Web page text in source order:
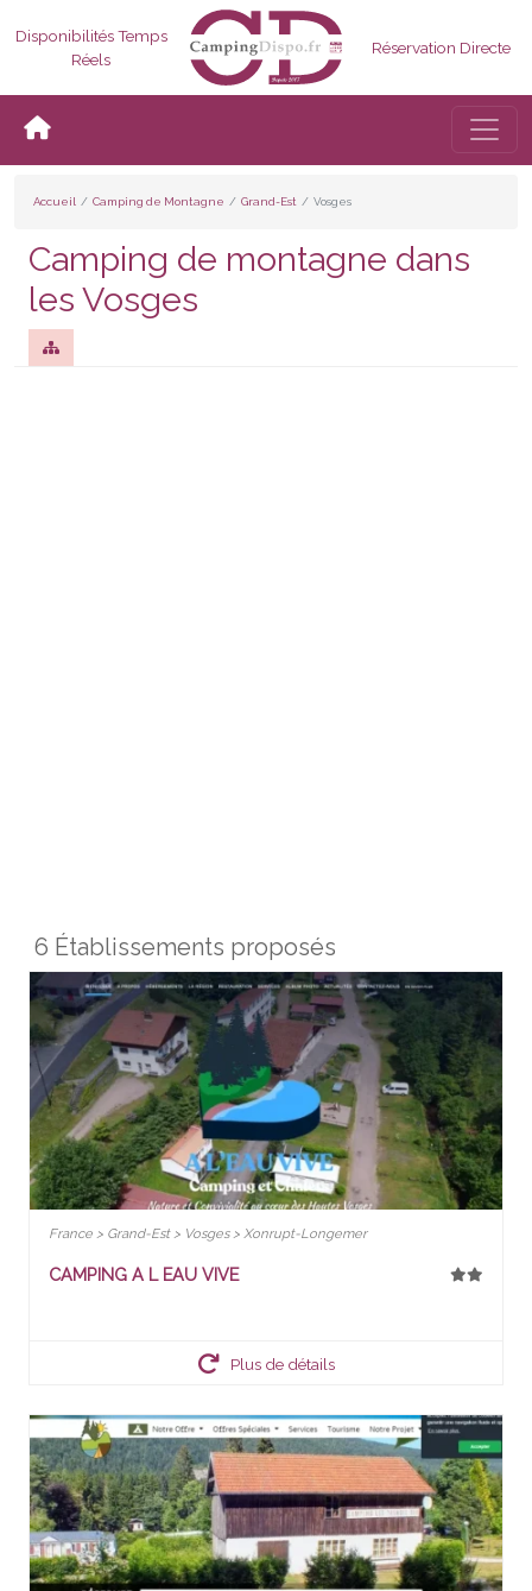
Disponibilités Temps
Réels
Réservation Directe
Accueil Camping de Montagne Grand-Est Vosges
Camping de montagne dans
les Vosges
6 Établissements proposés
France > Grand-Est > Vosges > Xonrupt-Longemer
CAMPING A L EAU VIVE
Plus de détails